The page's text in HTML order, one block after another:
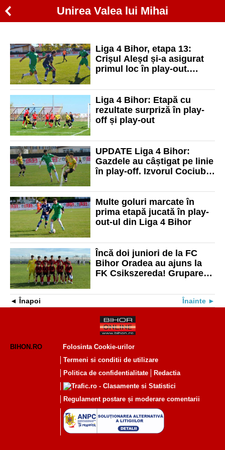
Unirea Valea lui Mihai
Liga 4 Bihor, etapa 13:
Crișul Aleșd și-a asigurat
primul loc în play-out.
Cheresig ocupă locuri
retrogradabile
Liga 4 Bihor: Etapă cu
rezultate surpriză în play-
off și play-out
UPDATE Liga 4 Bihor:
Gazdele au câștigat pe linie
în play-off. Izvorul Cociuba
play-out
Multe goluri marcate în
prima etapă jucată în play-
out-ul din Liga 4 Bihor
Încă doi juniori de la FC
Bihor Oradea au ajuns la
FK Csikszereda! Gruparea
Înapoi Înainte
BIHON.RO
Folosinta Cookie-urilor
Termeni si conditii de utilizare
Politica de confidentialitate
Redactia
Regulament postare și moderare comentarii